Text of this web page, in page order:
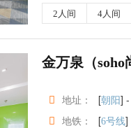
2人间 4人间
金万泉（soho
地址： [朝阳]
地铁：
[6号线]